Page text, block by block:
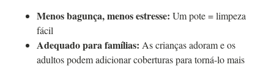
Menos bagunça, menos estresse: Um pote = limpeza
fácil
Adequado para famílias: As crianças adoram e os
adultos podem adicionar coberturas para torná-lo mais